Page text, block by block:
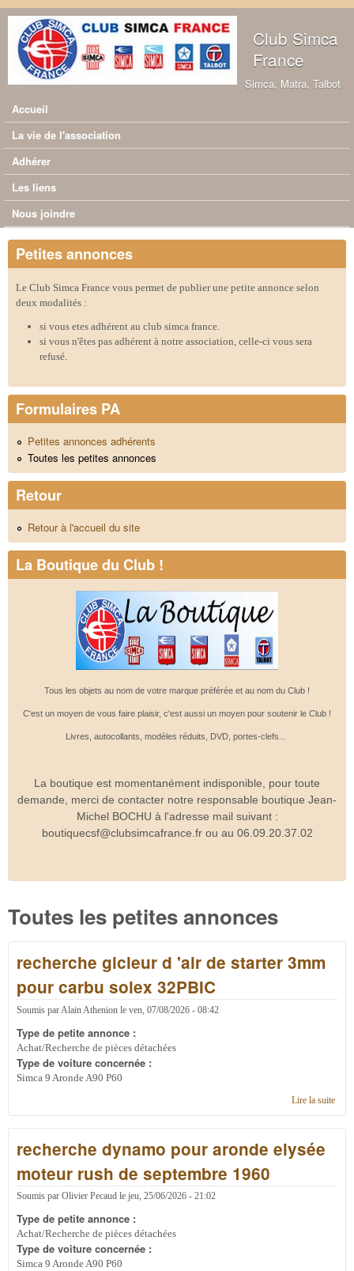
Aller au contenu principal
Club Simca
France
Simca, Matra, Talbot
Menu principal
Accueil
La vie de l'association
Adhérer
Les liens
Nous joindre
Petites annonces
Le Club Simca France vous permet de publier une petite annonce selon
deux modalités :
si vous etes adhérent au club simca france.
si vous n'êtes pas adhérent à notre association, celle-ci vous sera
refusé.
Formulaires PA
Petites annonces adhérents
Toutes les petites annonces
Retour
Retour à l'accueil du site
La Boutique du Club !
Tous les objets au nom de votre marque préférée et au nom du Club !
C'est un moyen de vous faire plaisir, c'est aussi un moyen pour soutenir le Club !
Livres, autocollants, modèles réduits, DVD, portes-clefs...
La boutique est momentanément indisponible, pour toute
demande, merci de contacter notre responsable boutique Jean-
Michel BOCHU à l'adresse mail suivant :
boutiquecsf@clubsimcafrance.fr ou au 06.09.20.37.02
Toutes les petites annonces
recherche gicleur d 'air de starter 3mm
pour carbu solex 32PBIC
Soumis par Alain Athenion le ven, 07/08/2026 - 08:42
Type de petite annonce :
Achat/Recherche de pièces détachées
Type de voiture concernée :
Simca 9 Aronde A90 P60
Lire la suitede
recherche dynamo pour aronde elysée
moteur rush de septembre 1960
Soumis par Olivier Pecaud le jeu, 25/06/2026 - 21:02
Type de petite annonce :
Achat/Recherche de pièces détachées
Type de voiture concernée :
Simca 9 Aronde A90 P60